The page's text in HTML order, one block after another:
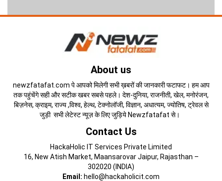
About us
newzfatafat.com पे आपको मिलेगी सभी ख़बरों की जानकारी फटाफट। हम आप
तक पहुंचेंगे सही और सटीक खबर सबसे पहले। देश-दुनिया, राजनीती, खेल, मनोरंजन,
बिज़नेस, क्राइम, राज्य ,विश्व, हेल्थ, टेक्नोलॉजी, विज्ञान, अधात्यम, ज्योतिष, ट्रेवल से
जुड़ी सभी लेटेस्ट न्यूज़ के लिए जुड़िये Newzfatafat से।
Contact Us
HackaHolic IT Services Private Limited
16, New Atish Market, Maansarovar Jaipur, Rajasthan –
302020 (INDIA)
Email: hello@hackaholicit.com